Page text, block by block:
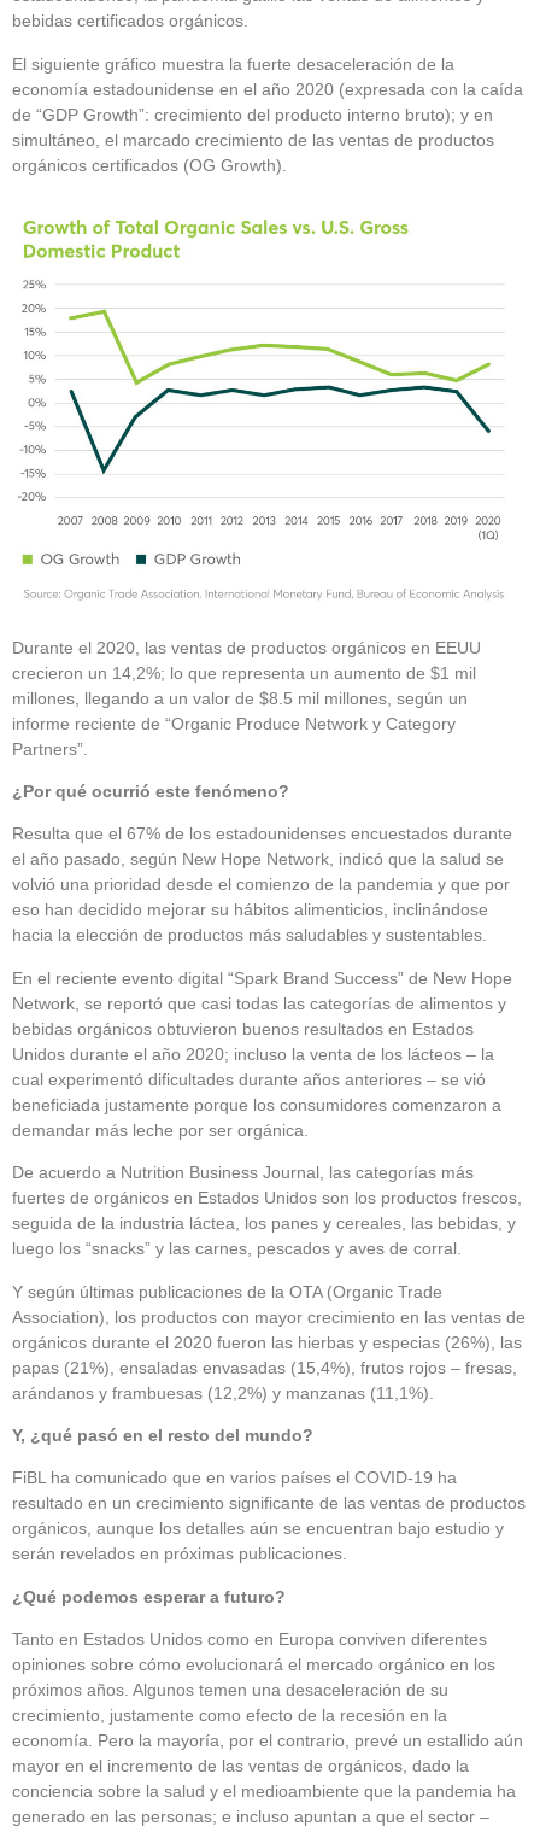
bebidas certificados orgánicos.
El siguiente gráfico muestra la fuerte desaceleración de la
economía estadounidense en el año 2020 (expresada con la caída
de “GDP Growth”: crecimiento del producto interno bruto); y en
simultáneo, el marcado crecimiento de las ventas de productos
orgánicos certificados (OG Growth).
Durante el 2020, las ventas de productos orgánicos en EEUU
crecieron un 14,2%; lo que representa un aumento de $1 mil
millones, llegando a un valor de $8.5 mil millones, según un
informe reciente de “Organic Produce Network y Category
Partners”.
¿Por qué ocurrió este fenómeno?
Resulta que el 67% de los estadounidenses encuestados durante
el año pasado, según New Hope Network, indicó que la salud se
volvió una prioridad desde el comienzo de la pandemia y que por
eso han decidido mejorar su hábitos alimenticios, inclinándose
hacia la elección de productos más saludables y sustentables.
En el reciente evento digital “Spark Brand Success” de New Hope
Network, se reportó que casi todas las categorías de alimentos y
bebidas orgánicos obtuvieron buenos resultados en Estados
Unidos durante el año 2020; incluso la venta de los lácteos – la
cual experimentó dificultades durante años anteriores – se vió
beneficiada justamente porque los consumidores comenzaron a
demandar más leche por ser orgánica.
De acuerdo a Nutrition Business Journal, las categorías más
fuertes de orgánicos en Estados Unidos son los productos frescos,
seguida de la industria láctea, los panes y cereales, las bebidas, y
luego los “snacks” y las carnes, pescados y aves de corral.
Y según últimas publicaciones de la OTA (Organic Trade
Association), los productos con mayor crecimiento en las ventas de
orgánicos durante el 2020 fueron las hierbas y especias (26%), las
papas (21%), ensaladas envasadas (15,4%), frutos rojos – fresas,
arándanos y frambuesas (12,2%) y manzanas (11,1%).
Y, ¿qué pasó en el resto del mundo?
FiBL ha comunicado que en varios países el COVID-19 ha
resultado en un crecimiento significante de las ventas de productos
orgánicos, aunque los detalles aún se encuentran bajo estudio y
serán revelados en próximas publicaciones.
¿Qué podemos esperar a futuro?
Tanto en Estados Unidos como en Europa conviven diferentes
opiniones sobre cómo evolucionará el mercado orgánico en los
próximos años. Algunos temen una desaceleración de su
crecimiento, justamente como efecto de la recesión en la
economía. Pero la mayoría, por el contrario, prevé un estallido aún
mayor en el incremento de las ventas de orgánicos, dado la
conciencia sobre la salud y el medioambiente que la pandemia ha
generado en las personas; e incluso apuntan a que el sector –